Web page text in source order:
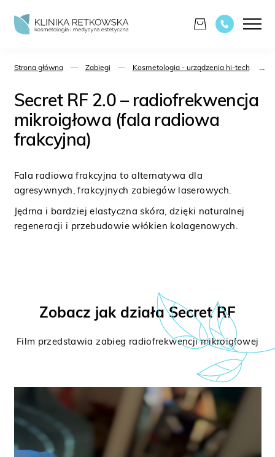
Strona główna — Zabiegi — Kosmetologia - urządzenia hi-tech —
...
Secret RF 2.0 – radiofrekwencja
mikroigłowa (fala radiowa
frakcyjna)
Fala radiowa frakcyjna to alternatywa dla
agresywnych, frakcyjnych zabiegów laserowych.
Jędrna i bardziej elastyczna skóra, dzięki naturalnej
regeneracji i przebudowie włókien kolagenowych.
Zobacz jak działa Secret RF
Film przedstawia zabieg radiofrekwencji mikroigłowej